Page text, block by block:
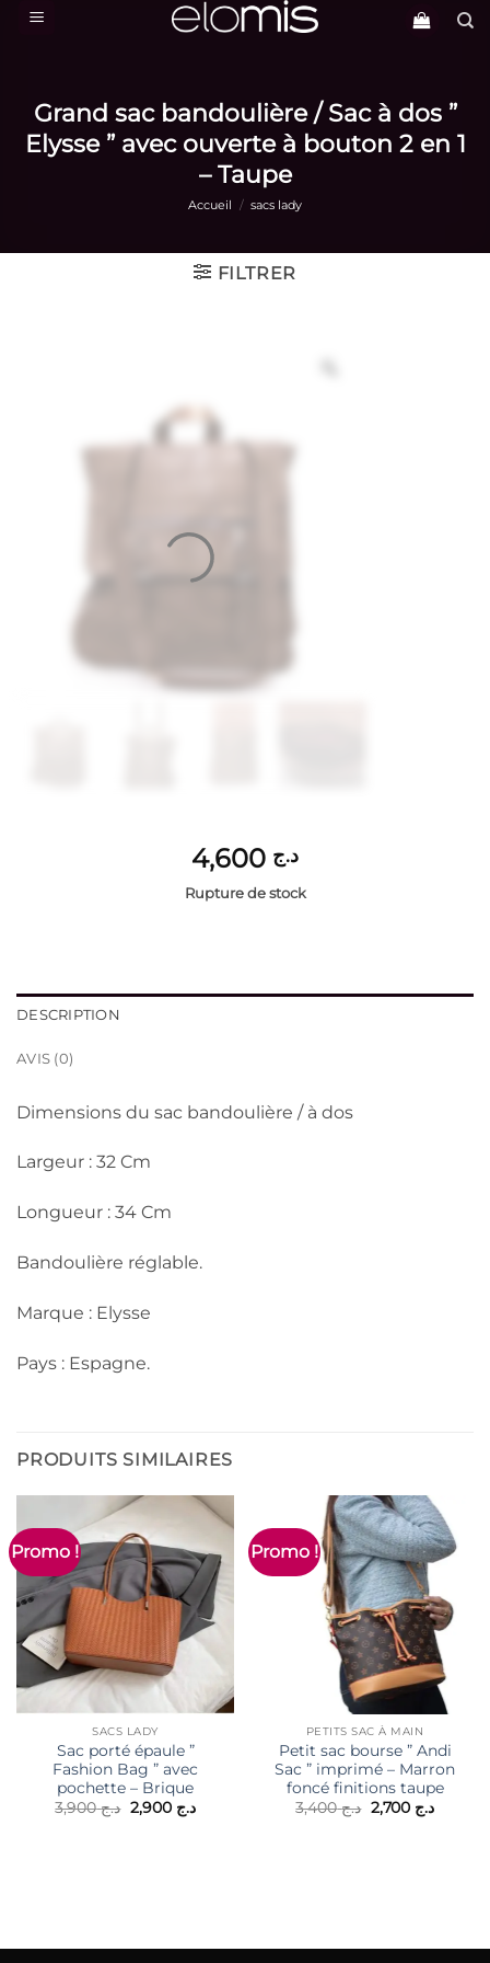
Passer
Grand sac bandoulière / Sac à dos ”
Elysse ” avec ouverte à bouton 2 en 1
– Taupe
Accueil / sacs lady
FILTRER
د.ج
Rupture de stock
DESCRIPTION
AVIS (0)
Dimensions du sac bandoulière / à dos
Largeur : 32 Cm
Longueur : 34 Cm
Bandoulière réglable.
Marque : Elysse
Pays : Espagne.
PRODUITS SIMILAIRES
Promo !
SACS LADY
Sac porté épaule ”
Fashion Bag ” avec
pochette – Brique
د.ج3,900
Le
prix
د.ج 2,900
Le
Promo !
PETITS SAC À MAIN
Petit sac bourse ” Andi
Sac ” imprimé – Marron
foncé finitions taupe
د.ج3,400
Le
prix
د.ج 2,700
Le